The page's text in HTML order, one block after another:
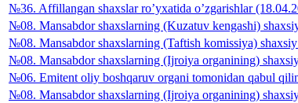
№36. Affillangan shaxslar ro’yxatida o’zgarishlar
№08. Mansabdor shaxslarning (Kuzatuv kengashi)
№08. Mansabdor shaxslarning (Taftish komissiya)
№08. Mansabdor shaxslarning (Ijroiya organining)
№06. Emitent oliy boshqaruv organi tomonidan qabul
№08. Mansabdor shaxslarning (Ijroiya organining)